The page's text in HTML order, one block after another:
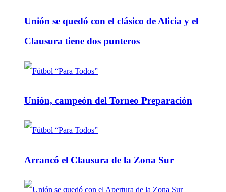
Unión se quedó con el clásico de Alicia y el
Clausura tiene dos punteros
Unión, campeón del Torneo Preparación
Arrancó el Clausura de la Zona Sur